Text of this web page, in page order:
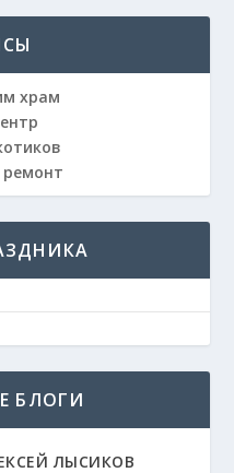
БЛОГИ
ЛЫСИКОВ